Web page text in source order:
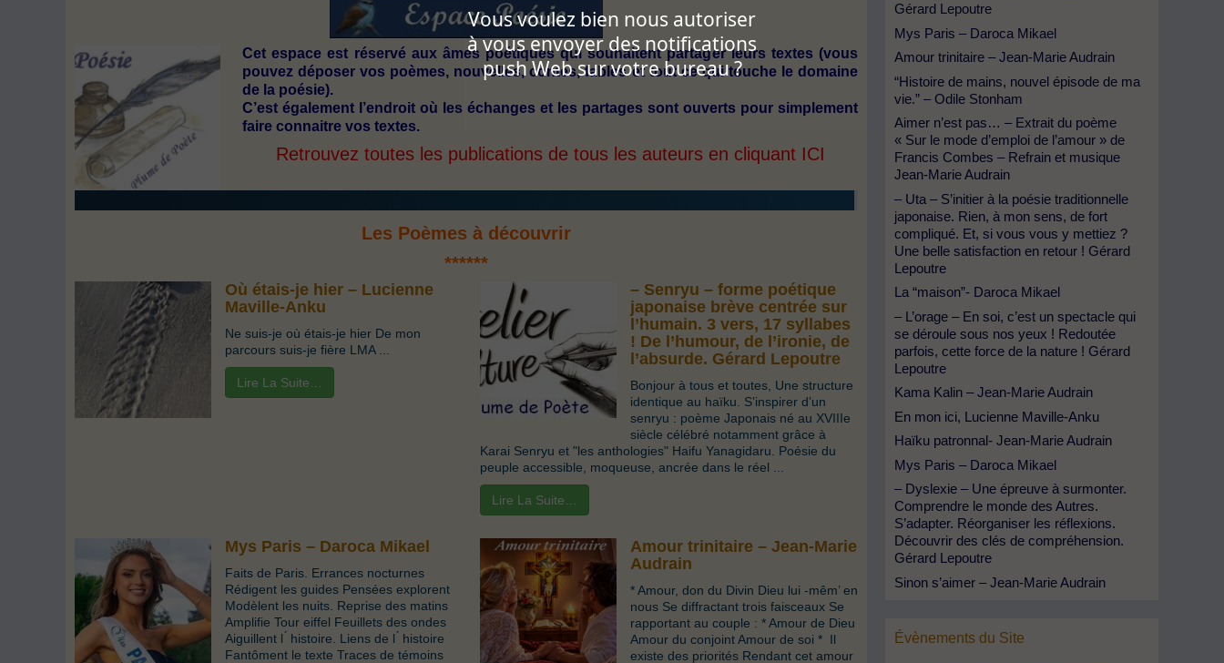
Vous voulez bien nous autoriser
à vous envoyer des notifications
push Web sur votre bureau ?
Cet espace est réservé aux âmes poétiques qui souhaitent partager leurs textes (vous
pouvez déposer vos poèmes, nouvelles, contes, fables et tout ce qui touche le domaine
de la poésie).
C’est également l’endroit où les échanges et les partages sont ouverts pour simplement
faire connaitre vos textes.
Retrouvez toutes les publications de tous les auteurs en cliquant ICI
Les Poèmes à découvrir
******
Où étais-je hier – Lucienne
Maville-Anku
Ne suis-je où étais-je hier De mon
parcours suis-je fière LMA ...
Lire La Suite…
– Senryu – forme poétique
japonaise brève centrée sur
l’humain. 3 vers, 17 syllabes
! De l’humour, de l’ironie, de
l’absurde. Gérard Lepoutre
Bonjour à tous et toutes, Une structure
identique au haïku. S’inspirer d’un
senryu : poème Japonais né au XVIIIe
siècle célébré notamment grâce à
Karai Senryu et "les anthologies" Haifu Yanagidaru. Poésie du
peuple accessible, moqueuse, ancrée dans le réel ...
Lire La Suite…
Mys Paris – Daroca Mikael
Faits de Paris. Errances nocturnes
Rédigent les guides Pensées explorent
Modèlent les nuits. Reprise des matins
Amplifie Tour eiffel Feuillets des ondes
Aiguillent l ́ histoire. Liens de l ́ histoire
Fantôment le texte Traces de témoins
Amour trinitaire – Jean-Marie
Audrain
* Amour, don du Divin Dieu lui -mêm’ en
nous Se diffractant trois faisceaux Se
rapportant au couple : * Amour de Dieu
Amour du conjoint Amour de soi * Il
existe des priorités Rendant cet amour
Gérard Lepoutre
Mys Paris – Daroca Mikael
Amour trinitaire – Jean-Marie Audrain
“Histoire de mains, nouvel épisode de ma
vie.” – Odile Stonham
Aimer n’est pas… – Extrait du poème
« Sur le mode d’emploi de l’amour » de
Francis Combes – Refrain et musique
Jean-Marie Audrain
– Uta – S’initier à la poésie traditionnelle
japonaise. Rien, à mon sens, de fort
compliqué. Et, si vous vous y mettiez ?
Une belle satisfaction en retour ! Gérard
Lepoutre
La “maison”- Daroca Mikael
– L’orage – En soi, c’est un spectacle qui
se déroule sous nos yeux ! Redoutée
parfois, cette force de la nature ! Gérard
Lepoutre
Kama Kalin – Jean-Marie Audrain
En mon ici, Lucienne Maville-Anku
Haïku patronnal- Jean-Marie Audrain
Mys Paris – Daroca Mikael
– Dyslexie – Une épreuve à surmonter.
Comprendre le monde des Autres.
S’adapter. Réorganiser les réflexions.
Découvrir des clés de compréhension.
Gérard Lepoutre
Sinon s’aimer – Jean-Marie Audrain
Évènements du Site